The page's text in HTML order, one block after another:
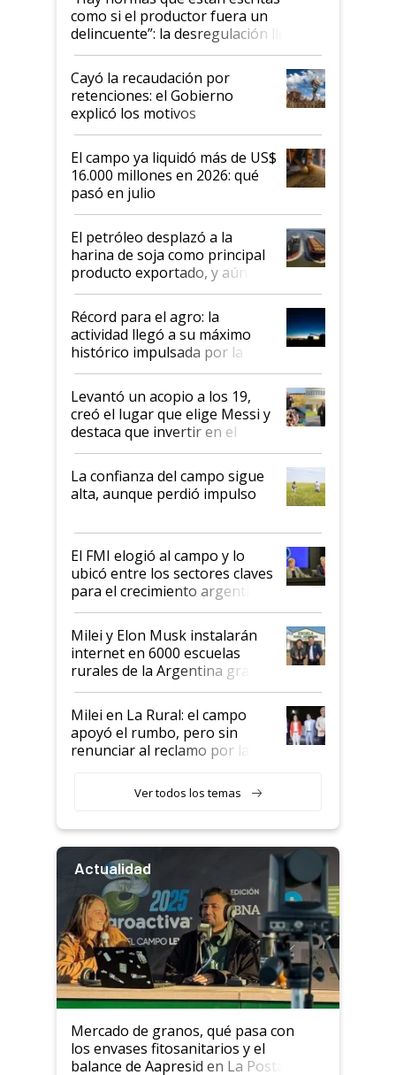
como si el productor fuera un
delincuente”: la desregulación llegó
al Congreso Aapresid y hasta se
habló del financiamiento al IPCVA
Cayó la recaudación por
retenciones: el Gobierno
explicó los motivos
El campo ya liquidó más de US$
16.000 millones en 2026: qué
pasó en julio
El petróleo desplazó a la
harina de soja como principal
producto exportado, y aún así
el agro aportó casi seis de cada
diez dólares y sostuvo el
liderazgo en un semestre
récord
Récord para el agro: la
actividad llegó a su máximo
histórico impulsada por la
cosecha y las exportaciones
Levantó un acopio a los 19,
creó el lugar que elige Messi y
destaca que invertir en el
kirchnerismo era como "darle
plata a un hijo para droga":
Juan Félix Rossetti, el libertario
que de una dura crisis salió
de Milei
La confianza del campo sigue
alta, aunque perdió impulso
El FMI elogió al campo y lo
ubicó entre los sectores claves
para el crecimiento argentino
Milei y Elon Musk instalarán
internet en 6000 escuelas
rurales de la Argentina gracias
a un acuerdo con Starlink
Milei en La Rural: el campo
apoyó el rumbo, pero sin
renunciar al reclamo por las
Ver todos los temas
Actualidad
Mercado de granos, qué pasa con
los envases fitosanitarios y el
balance de Aapresid en La Posta